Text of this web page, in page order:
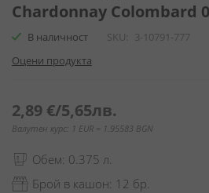
на
галерия
снимки
Chardonnay Colombard
В наличност SKU
3-10791-777
Оцени продукта
2,89 €/5,65лв.
Валутен курс: 1 EUR = 1.95583 BGN
Обем: 0.375 л.
Брой в кашон: 12 бр.